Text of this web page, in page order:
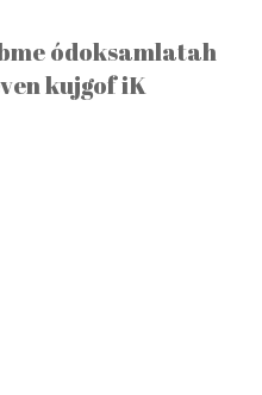
ódoksamlatah
kujgof iK